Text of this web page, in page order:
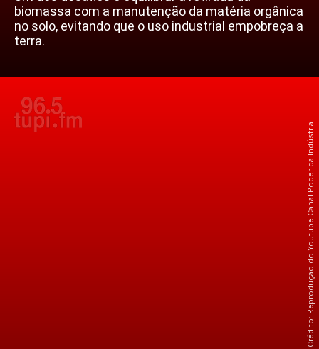
biomassa com a manutenção da matéria orgânica
no solo, evitando que o uso industrial empobreça a
terra.
Crédito: Reprodução do Youtube Canal Poder da Indústria